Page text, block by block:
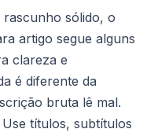
sólido, o
artigo segue alguns
clareza e
é diferente da
bruta lê mal.
títulos, subtítulos